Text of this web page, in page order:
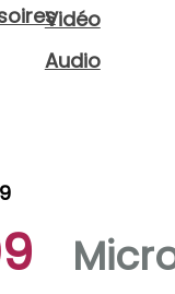
Vidéo
Audio